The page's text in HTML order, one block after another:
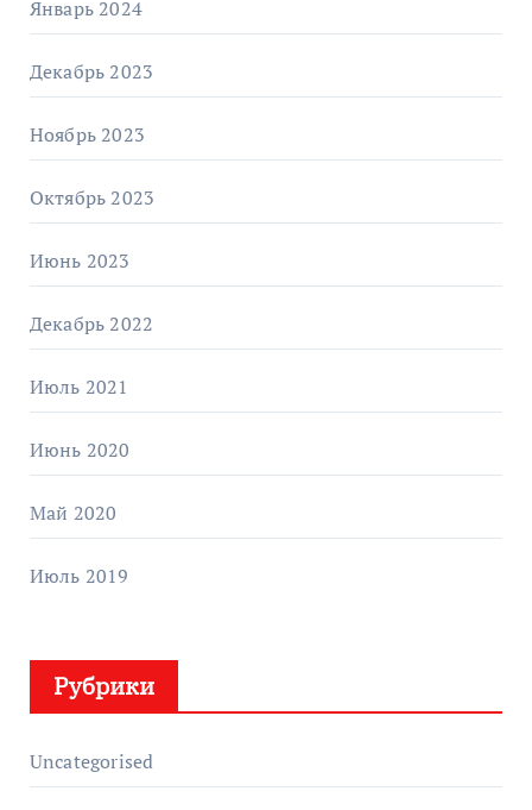
Январь 2024
Декабрь 2023
Ноябрь 2023
Октябрь 2023
Июнь 2023
Декабрь 2022
Июль 2021
Июнь 2020
Май 2020
Июль 2019
Рубрики
Uncategorised